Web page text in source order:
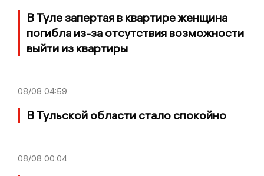
В Туле запертая в квартире женщина
погибла из-за отсутствия возможности
выйти из квартиры
08/08 04:59
В Тульской области стало спокойно
08/08 00:04